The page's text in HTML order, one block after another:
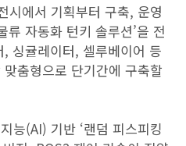
시에서 기획부터 구축, 운영
류 자동화 턴키 솔루션’을 전
싱귤레이터, 셀루베이어 등
춤형으로 단기간에 구축할
능(AI) 기반 ‘랜덤 피스피킹